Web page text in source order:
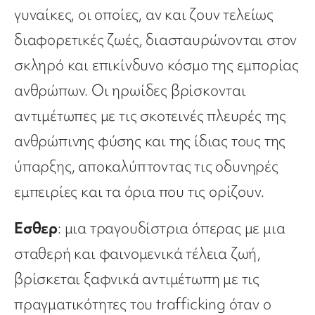
γυναίκες, οι οποίες, αν και ζουν τελείως
διαφορετικές ζωές, διασταυρώνονται στον
σκληρό και επικίνδυνο κόσμο της εμπορίας
ανθρώπων. Οι ηρωίδες βρίσκονται
αντιμέτωπες με τις σκοτεινές πλευρές της
ανθρώπινης φύσης και της ίδιας τους της
ύπαρξης, αποκαλύπτοντας τις οδυνηρές
εμπειρίες και τα όρια που τις ορίζουν.
Εσθερ: μια τραγουδίστρια όπερας με μια
σταθερή και φαινομενικά τέλεια ζωή,
βρίσκεται ξαφνικά αντιμέτωπη με τις
πραγματικότητες του trafficking όταν ο